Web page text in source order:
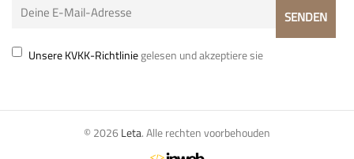
Unsere KVKK-Richtliniegelesen und akzeptiere sie
© 2026 Leta. Alle rechten voorbehouden